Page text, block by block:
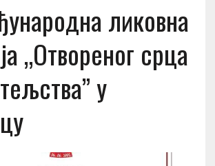
ликовна
„Отвореног срца
у